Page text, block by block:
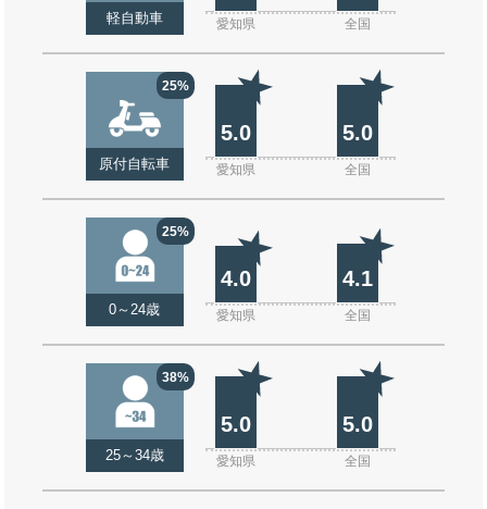
軽自動車 愛知県 全国
25%
原付自転車
5.0 5.0
愛知県 全国
25%
0～24歳
4.0 4.1
愛知県 全国
38%
25～34歳
5.0 5.0
愛知県 全国